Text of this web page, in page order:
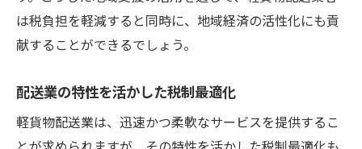
は税負担を軽減すると同時に、地域経済の活性化にも貢
献することができるでしょう。
配送業の特性を活かした税制最適化
軽貨物配送業は、迅速かつ柔軟なサービスを提供するこ